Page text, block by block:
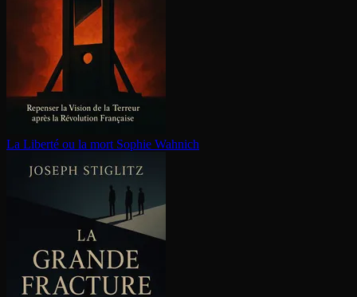
La Liberté ou la mort Sophie Wahnich